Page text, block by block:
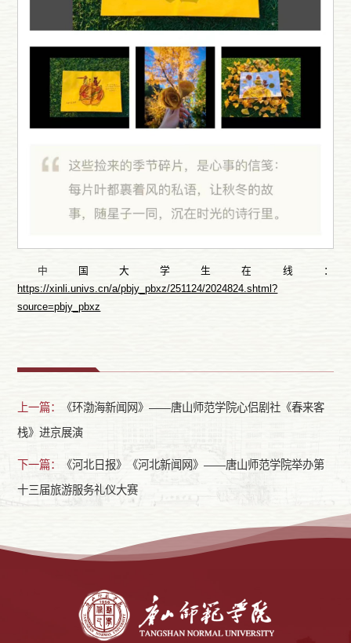
中
国大学生在线：
https://xinli.univs.cn/a/pbjy_pbxz/251124/2024824.shtml?
source=pbjy_pbxz
上一篇：
《环渤海新闻网》——唐山师范学院心侣剧社《春来客
栈》进京展演
下一篇：
《河北日报》《河北新闻网》——唐山师范学院举办第
十三届旅游服务礼仪大赛